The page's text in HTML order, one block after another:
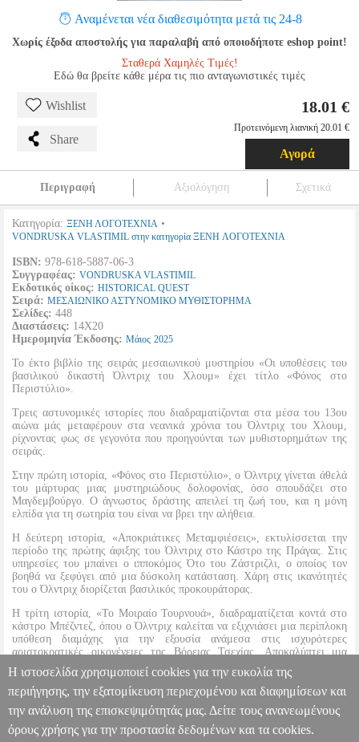
Αναμένεται νέα διαθεσιμότητα μετά τις 24-8
Χωρίς έξοδα αποστολής για παραλαβή από οποιοδήποτε eshop point!
Σταθερά Χαμηλές Τιμές!
Εδώ θα βρείτε κάθε μέρα τις πιο ανταγωνιστικές τιμές
Wishlist
Share
18.01 €
Προτεινόμενη λιανική 20.01 €
Αγορά
Περιγραφή Αξιολόγηση Σχετικά
Κατηγορία: ΞΕΝΗ ΛΟΓΟΤΕΧΝΙΑ •
VONDRUSKA VLASTIMIL στην κατηγορία ΞΕΝΗ ΛΟΓΟΤΕΧΝΙΑ
ISBN: 978-618-5887-06-3
Συγγραφέας: VONDRUSKA VLASTIMIL
Εκδοτικός οίκος: HISTORICAL QUEST
Σειρά: ΜΕΣΑΙΩΝΙΚΟ ΑΣΤΥΝΟΜΙΚΟ ΜΥΘΙΣΤΟΡΗΜΑ
Σελίδες: 448
Διαστάσεις: 14Χ20
Ημερομηνία Έκδοσης: Μάιος 2025
Το έκτο βιβλίο της σειράς μεσαιωνικού μυστηρίου «Οι υποθέσεις του
βασιλικού δικαστή Όλντριχ του Χλουμ» έχει τίτλο «Φόνος στο
Περιστύλιο».
Τρεις αστυνομικές ιστορίες που διαδραματίζονται στα μέσα του 13ου
αιώνα μάς μεταφέρουν στα νεανικά χρόνια του Όλντριχ του Χλουμ,
ρίχνοντας φως σε γεγονότα που προηγούνται των μυθιστορημάτων της
σειράς.
Στην πρώτη ιστορία, «Φόνος στο Περιστύλιο», ο Όλντριχ γίνεται άθελά
του μάρτυρας μιας μυστηριώδους δολοφονίας, όσο σπουδάζει στο
Μαγδεμβούργο. Ο άγνωστος δράστης απειλεί τη ζωή του, και η μόνη
ελπίδα για τη σωτηρία του είναι να βρει την αλήθεια.
Η δεύτερη ιστορία, «Αποκριάτικες Μεταμφιέσεις», εκτυλίσσεται την
περίοδο της πρώτης άφιξης του Όλντριχ στο Κάστρο της Πράγας. Στις
υπηρεσίες του μπαίνει ο ιπποκόμος Ότο του Ζάστριζλι, ο οποίος τον
βοηθά να ξεφύγει από μια δύσκολη κατάσταση. Χάρη στις ικανότητές
του ο Όλντριχ διορίζεται βασιλικός προκουράτορας.
Η τρίτη ιστορία, «Το Μοιραίο Τουρνουά», διαδραματίζεται κοντά στο
κάστρο Μπέζντεζ, όπου ο Όλντριχ καλείται να εξιχνιάσει μια περίπλοκη
υπόθεση διαμάχης για την εξουσία ανάμεσα στις ισχυρότερες
αριστοκρατικές οικογένειες της Βόρειας Τσεχίας. Αποκαλύπτει μια
σκοτεινή δολοφονία και σε έναν αιματηρό αγώνα κατακτά την καρδιά
της Λουντμιίλα του Βάρτεμπερκ, της μελλοντικής του συζύγου.
ΦΟΝΟΣ ΣΤΟ ΠΕΡΙΣΤΥΛΙΟ BKS.0044111 BKS.0044111
VONDRUSKA VLASTIMIL VONDRUSKA VLASTIMIL
Η ιστοσελίδα χρησιμοποιεί cookies για την ευκολία της
περιήγησης, την εξατομίκευση περιεχομένου και διαφημίσεων και
την ανάλυση της επισκεψιμότητάς μας. Δείτε τους ανανεωμένους
όρους χρήσης για την προστασία δεδομένων και τα cookies.